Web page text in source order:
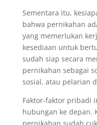
Sementara itu,
bahwa pernikahan
yang memerlukan
kesediaan untuk
sudah siap secara
pernikahan sebagai
sosial, atau pelarian
Faktor-faktor pribadi
hubungan ke depan.